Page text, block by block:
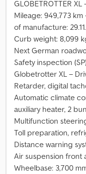
GLOBETROTTER XL
Mileage: 949,773 km
of manufacture:
Curb weight: 8,099
Next German
Safety inspection
Globetrotter XL –
Retarder, digital
Automatic climate
auxiliary heater, 2
Multifunction
Toll preparation,
Distance warning
Air suspension front
Wheelbase: 3,700